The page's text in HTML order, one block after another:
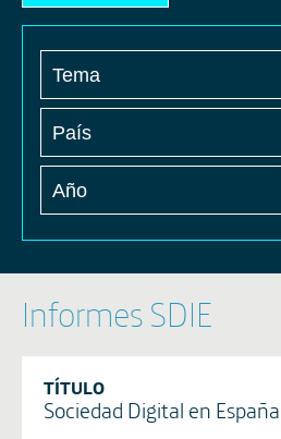
Informes SDIE
TÍTULO
Sociedad Digital en